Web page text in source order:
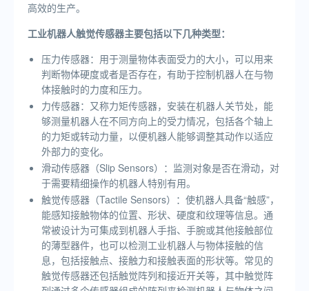
高效的生产。
工业机器人触觉传感器主要包括以下几种类型：
压力传感器：用于测量物体表面受力的大小，可以用来
判断物体硬度或者是否存在，有助于控制机器人在与物
体接触时的力度和压力。
力传感器：又称力矩传感器，安装在机器人关节处，能
够测量机器人在不同方向上的受力情况，包括各个轴上
的力矩或转动力量，以便机器人能够调整其动作以适应
外部力的变化。
滑动传感器（Slip Sensors）：监测对象是否在滑动，对
于需要精细操作的机器人特别有用。
触觉传感器（Tactile Sensors）：使机器人具备“触感”，
能感知接触物体的位置、形状、硬度和纹理等信息。通
常被设计为可集成到机器人手指、手腕或其他接触部位
的薄型器件，也可以检测工业机器人与物体接触的信
息，包括接触点、接触力和接触表面的形状等。常见的
触觉传感器还包括触觉阵列和接近开关等，其中触觉阵